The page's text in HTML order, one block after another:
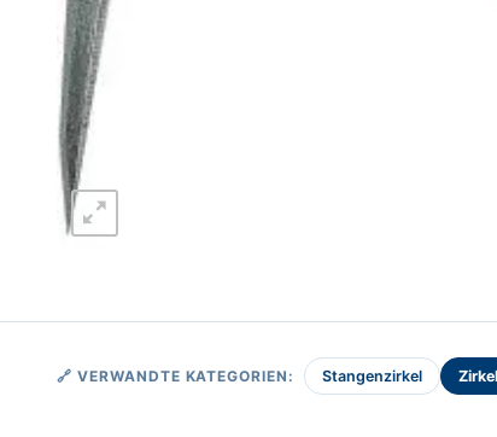
🔗 VERWANDTE KATEGORIEN: Stangenzirkel Zirkel